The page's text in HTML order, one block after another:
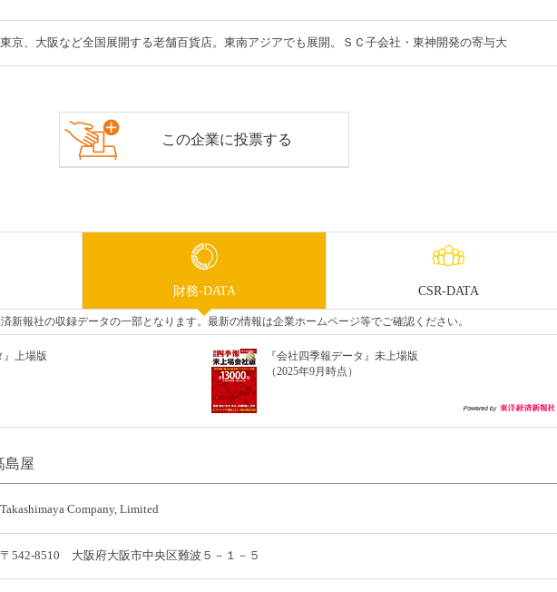
東京、大阪など全国展開する老舗百貨店。東南アジアでも展開。ＳＣ子会社・東神開発の寄与大
この企業に投票する
財務-DATA CSR-DATA
新報社の収録データの一部となります。最新の情報は企業ホームページ等でご確認ください。
』上場版
『会社四季報データ』未上場版
（2025年9月時点）
島屋
Takashimaya Company, Limited
〒542-8510 大阪府大阪市中央区難波５－１－５